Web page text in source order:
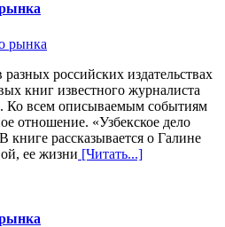
российских издательствах
книг известного журналиста
Ко всем описываемым событиям
отношение. «Узбекское дело
рассказывается о Галине
ее жизни [Читать...]